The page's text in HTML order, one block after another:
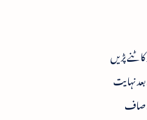
پڑیں
نہایت
صاف